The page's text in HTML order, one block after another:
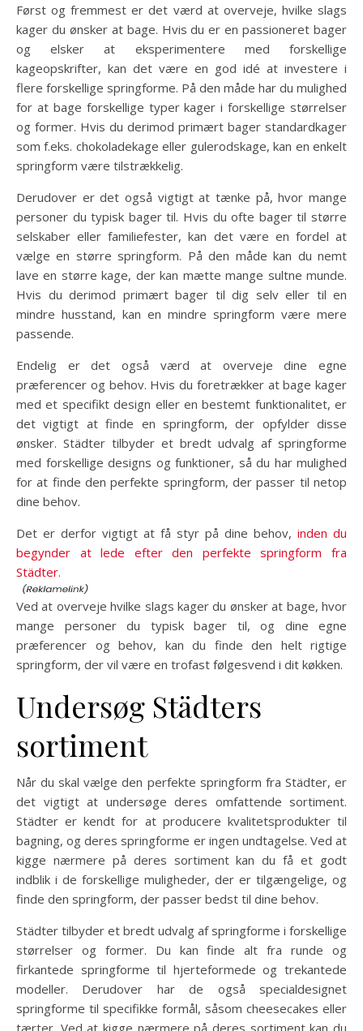
Først og fremmest er det værd at overveje, hvilke slags
kager du ønsker at bage. Hvis du er en passioneret bager
og elsker at eksperimentere med forskellige
kageopskrifter, kan det være en god idé at investere i
flere forskellige springforme. På den måde har du mulighed
for at bage forskellige typer kager i forskellige størrelser
og former. Hvis du derimod primært bager standardkager
som f.eks. chokoladekage eller gulerodskage, kan en enkelt
springform være tilstrækkelig.
Derudover er det også vigtigt at tænke på, hvor mange
personer du typisk bager til. Hvis du ofte bager til større
selskaber eller familiefester, kan det være en fordel at
vælge en større springform. På den måde kan du nemt
lave en større kage, der kan mætte mange sultne munde.
Hvis du derimod primært bager til dig selv eller til en
mindre husstand, kan en mindre springform være mere
passende.
Endelig er det også værd at overveje dine egne
præferencer og behov. Hvis du foretrækker at bage kager
med et specifikt design eller en bestemt funktionalitet, er
det vigtigt at finde en springform, der opfylder disse
ønsker. Städter tilbyder et bredt udvalg af springforme
med forskellige designs og funktioner, så du har mulighed
for at finde den perfekte springform, der passer til netop
dine behov.
Det er derfor vigtigt at få styr på dine behov, inden du
begynder at lede efter den perfekte springform fra
Städter.
Ved at overveje hvilke slags kager du ønsker at bage, hvor
mange personer du typisk bager til, og dine egne
præferencer og behov, kan du finde den helt rigtige
springform, der vil være en trofast følgesvend i dit køkken.
Undersøg Städters
sortiment
Når du skal vælge den perfekte springform fra Städter, er
det vigtigt at undersøge deres omfattende sortiment.
Städter er kendt for at producere kvalitetsprodukter til
bagning, og deres springforme er ingen undtagelse. Ved at
kigge nærmere på deres sortiment kan du få et godt
indblik i de forskellige muligheder, der er tilgængelige, og
finde den springform, der passer bedst til dine behov.
Städter tilbyder et bredt udvalg af springforme i forskellige
størrelser og former. Du kan finde alt fra runde og
firkantede springforme til hjerteformede og trekantede
modeller. Derudover har de også specialdesignet
springforme til specifikke formål, såsom cheesecakes eller
tærter. Ved at kigge nærmere på deres sortiment kan du